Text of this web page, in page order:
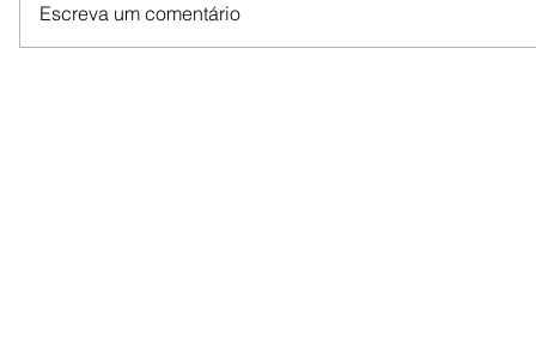
Escreva um comentário